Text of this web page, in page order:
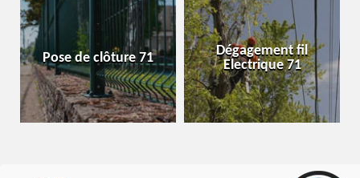
Pose de clôture 71
Dégagement fil
Electrique 71